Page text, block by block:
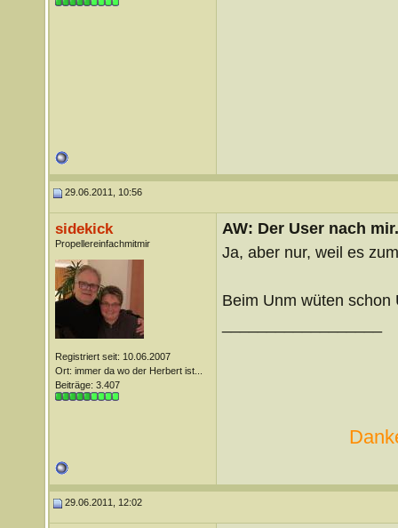
29.06.2011, 10:56
sidekick
Propellereinfachmitmir
Registriert seit: 10.06.2007
Ort: immer da wo der Herbert ist...
Beiträge: 3.407
AW: Der User nach
Ja, aber nur, weil es
Beim Unm wüten schon
29.06.2011, 12:02